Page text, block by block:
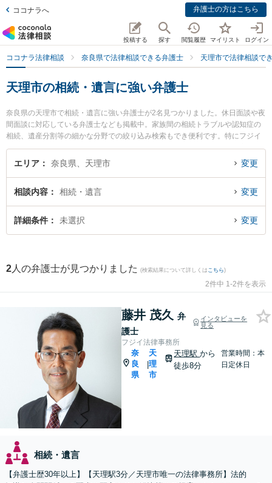
ココナラへ 弁護士の方はこちら
投稿する 探す 閲覧履歴 マイリスト ログイン
ココナラ法律相談 奈良県で法律相談できる弁護士 天理市で法律相談で
天理市の相続・遺言に強い弁護士
奈良県の天理市で相続・遺言に強い弁護士が2名見つかりました。休日面談や夜
間面談に対応している弁護士なども掲載中。家族間の相続トラブルや認知症の
相続、遺産分割等の細かな分野での絞り込み検索もでき便利です。特にフジイ
法律事務所の藤井 茂久弁護士やフジイ法律事務所の加見 旬嗣弁護士のプロフィ
ール情報や弁護士費用、強みなどが注目されています。『天理市で土日や夜間
相続・遺言を法律相談できる天理市内の弁護士に相談予約したい』などでお困
りの相談者さんにおすすめです。
エリア 奈良県、天理市 変更
相談内容 相続・遺言 変更
詳細条件 未選択 変更
2 人の弁護士が見つかりました (検索結果について詳しくは こちら)
2件中 1-2件を表示
藤井 茂久 弁
護士
インタビューを
見る
フジイ法律事務所
奈
良
県
|
天
理
市
天理駅から
徒歩8分
営業時間：本
日定休日
相続・遺言
【弁護士歴30年以上】【天理駅3分／天理市唯一の法律事務所】法的